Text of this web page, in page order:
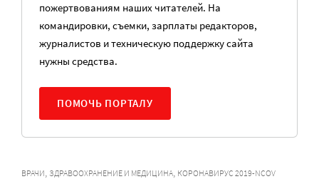
пожертвованиям наших читателей. На
командировки, съемки, зарплаты редакторов,
журналистов и техническую поддержку сайта
нужны средства.
ПОМОЧЬ ПОРТАЛУ
ВРАЧИ, ЗДРАВООХРАНЕНИЕ И МЕДИЦИНА, КОРОНАВИРУС 2019-NCOV